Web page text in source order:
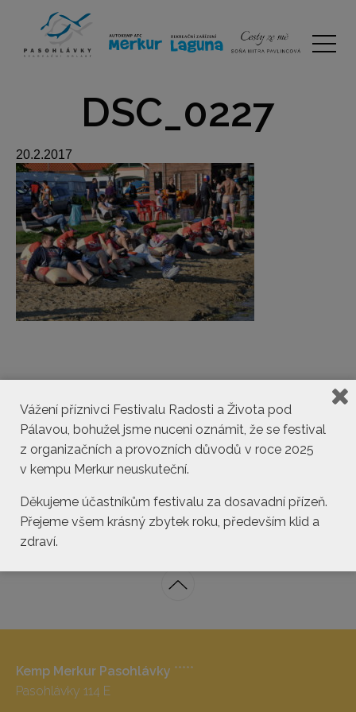
DSC_0227
20.2.2017
Kemp Merkur Pasohlávky *****
Pasohlávky 114 E
Vážení příznivci Festivalu Radosti a Života pod
Pálavou, bohužel jsme nuceni oznámit, že se festival
z organizačních a provozních důvodů v roce 2025
v kempu Merkur neuskuteční.
Děkujeme účastníkům festivalu za dosavadní přízeň.
Přejeme všem krásný zbytek roku, především klid a
zdraví.